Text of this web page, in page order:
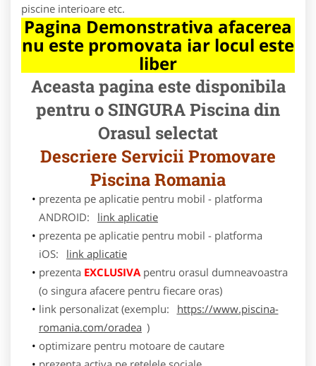
piscine interioare etc.
Pagina Demonstrativa afacerea
nu este promovata iar locul este
liber
Aceasta pagina este disponibila
pentru o SINGURA Piscina din
Orasul selectat
Descriere Servicii Promovare
Piscina Romania
prezenta pe aplicatie pentru mobil - platforma
ANDROID:
link aplicatie
prezenta pe aplicatie pentru mobil - platforma
iOS:
link aplicatie
prezenta EXCLUSIVApentru orasul dumneavoastra
(o singura afacere pentru fiecare oras)
link personalizat (exemplu:
https://www.piscina-
romania.com/oradea )
optimizare pentru motoare de cautare